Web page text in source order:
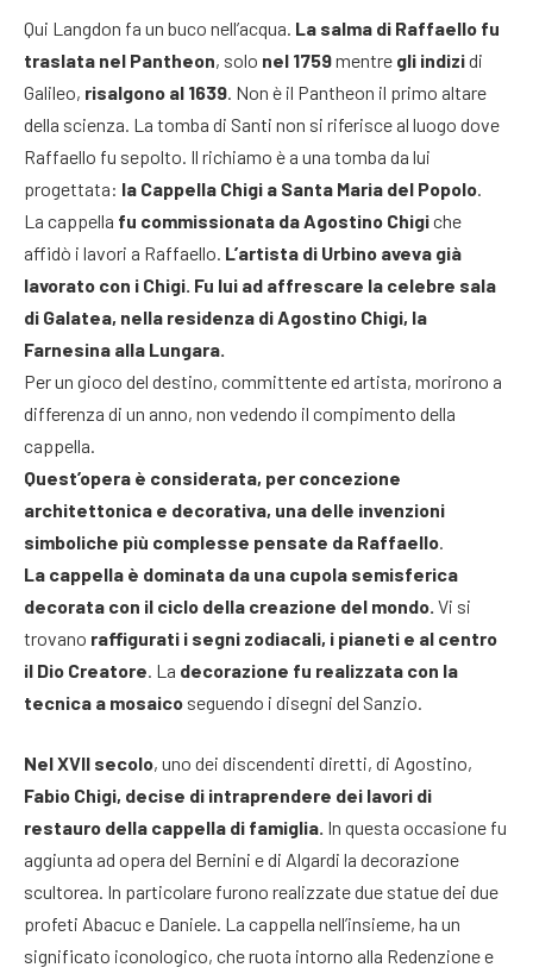
Qui Langdon fa un buco nell’acqua. La salma di Raffaello fu
traslata nel Pantheon, solo nel 1759mentre gli indizidi
Galileo, risalgono al 1639 . Non è il Pantheon il primo altare
della scienza. La tomba di Santi non si riferisce al luogo dove
Raffaello fu sepolto. Il richiamo è a una tomba da lui
progettata: la Cappella Chigi a Santa Maria del Popolo
La cappella fu commissionata da Agostino Chigiche
affidò i lavori a Raffaello. L’artista di Urbino aveva già
lavorato con i Chigi. Fu lui ad affrescare la celebre sala
di Galatea, nella residenza di Agostino Chigi, la
Farnesina alla Lungara.
Per un gioco del destino, committente ed artista, morirono a
differenza di un anno, non vedendo il compimento della
cappella.
Quest’opera è considerata, per concezione
architettonica e decorativa, una delle invenzioni
simboliche più complesse pensate da Raffaello
La cappella è dominata da una cupola semisferica
decorata con il ciclo della creazione del mondo. Vi si
trovano raffigurati i segni zodiacali, i pianeti e al centro
il Dio Creatore . La decorazione fu realizzata con la
tecnica a mosaico seguendo i disegni del Sanzio.
Nel XVII secolo, uno dei discendenti diretti, di Agostino,
Fabio Chigi, decise di intraprendere dei lavori di
restauro della cappella di famiglia. In questa occasione fu
aggiunta ad opera del Bernini e di Algardi la decorazione
scultorea. In particolare furono realizzate due statue dei due
profeti Abacuc e Daniele. La cappella nell’insieme, ha un
significato iconologico, che ruota intorno alla Redenzione e